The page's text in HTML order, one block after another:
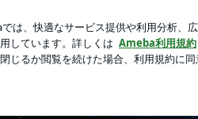
ログ
逃してしまった玄関